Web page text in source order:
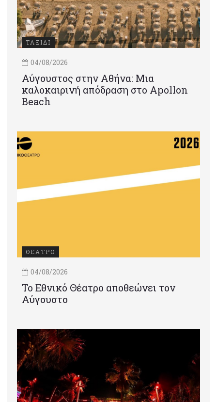
ΤΑΞΙΔΙ
04/08/2026
Αύγουστος στην Αθήνα: Μια
καλοκαιρινή απόδραση στο Apollon
Beach
ΘΕΑΤΡΟ
04/08/2026
Το Εθνικό Θέατρο αποθεώνει τον
Αύγουστο